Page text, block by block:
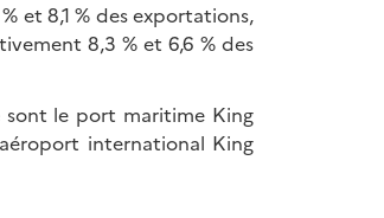
et 8,1 % des exportations,
8,3 % et 6,6 % des
sont le port maritime King
international King